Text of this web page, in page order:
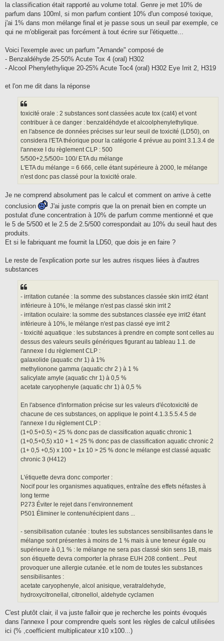
la classification était rapporté au volume total. Genre je met 10% de
parfum dans 100ml, si mon parfum contient 10% d'un composé toxique,
j'ai 1% dans mon mélange final et je passe sous un seuil par exemple, ce
qui ne m'obligerait pas forcément à tout écrire sur l'étiquette...
Voici l'exemple avec un parfum "Amande" composé de
- Benzaldéhyde 25-50% Acute Tox 4 (oral) H302
- Alcool Phenylethylique 20-25% Acute Toc4 (oral) H302 Eye Irrit 2, H319
et l'on me dit dans la réponse
toxicité orale : 2 substances sont classées acute tox (cat4) et vont
contribuer à ce danger : benzaldéhdyde et alcoolphenylethylique.
en l'absence de données précises sur leur seuil de toxicité (LD50), on
considera l'ETA théorique pour la catégorie 4 prévue au point 3.1.3.4 de
l'annexe I du règlement CLP : 500
5/500+2,5/500= 100/ ETA du mélange
L'ETA du mélange = 6 666, celle étant supérieure à 2000, le mélange
n'est donc pas classé pour la toxicité orale.
Je ne comprend absolument pas le calcul et comment on arrive à cette
conclusion
J'ai juste compris que la on prenait bien en compte un
postulat d'une concentration à 10% de parfum comme mentionné et que
le 5 de 5/500 et le 2.5 de 2.5/500 correspondait au 10% du seuil haut des
produits.
Et si le fabriquant me fournit la LD50, que dois je en faire ?
Le reste de l'explication porte sur les autres risques liées à d'autres
substances
- irritation cutanée : la somme des substances classée skin irrit2 étant
inférieure à 10%, le mélange n'est pas classé skin irrit 2
- irritation oculaire: la somme des substances classée eye irrit2 étant
inférieure à 10%, le mélange n'est pas classé eye irrit 2
- toxicité aquatique : les substances à prendre en compte sont celles au
dessus des valeurs seuils génériques figurant au tableau 1.1. de
l'annexe I du règlement CLP :
galaxolide (aquatic chr 1) à 1%
methylionone gamma (aquatic chr 2 ) à 1 %
salicylate amyle (aquatic chr 1) à 0,5 %
acetate caryophenyle (aquatic chr 1) à 0,5 %
En l'absence d'information précise sur les valeurs d'écotoxicité de
chacune de ces substances, on applique le point 4.1.3.5.5.4.5 de
l'annexe I du règlement CLP :
(1+0.5+0.5) < 25 % donc pas de classification aquatic chronic 1
(1+0,5+0,5) x10 + 1 < 25 % donc pas de classification aquatic chronic 2
(1+ 0,5 +0,5) x 100 + 1x 10 > 25 % donc le mélange est classé aquatic
chronic 3 (H412)
L'étiquette devra donc comporter :
Nocif pour les organismes aquatiques, entraîne des effets néfastes à
long terme
P273 Éviter le rejet dans l’environnement
P501 Éliminer le contenu/récipient dans ...
- sensibilisation cutanée : toutes les substances sensibilisantes dans le
mélange sont présentes à moins de 1 % mais à une teneur égale ou
supérieure à 0,1 % : le mélange ne sera pas classé skin sens 1B, mais
son étiquette devra comporter la phrase EUH 208 contient....Peut
provoquer une allergie cutanée. et le nom de toutes les substances
sensibilisantes :
acetate caryophenyle, alcol anisique, veratraldehyde,
hydroxycitronellal, citronellol, aldehyde cyclamen
C'est plutôt clair, il va juste falloir que je recherche les points évoqués
dans l'annexe I pour comprendre quels sont les règles de calcul utilisées
ici (% ,coefficient multiplicateur x10 x100...)